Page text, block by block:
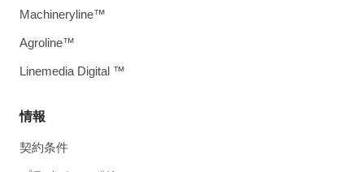
情報
契約条件
Machineryline™
Agroline™
Linemedia Digital ™